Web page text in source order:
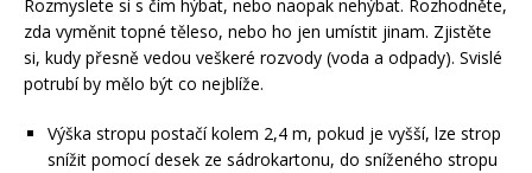
Rozmyslete si s čím hýbat, nebo naopak nehýbat. Rozhodněte,
zda vyměnit topné těleso, nebo ho jen umístit jinam. Zjistěte
si, kudy přesně vedou veškeré rozvody (voda a odpady). Svislé
potrubí by mělo být co nejblíže.
Výška stropu postačí kolem 2,4 m, pokud je vyšší, lze strop
snížit pomocí desek ze sádrokartonu, do sníženého stropu